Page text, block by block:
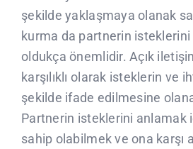
CONTACTE
şekilde yaklaşmaya olanak
kurma da partnerin
oldukça önemlidir. Açık
karşılıklı olarak isteklerin ve
şekilde ifade edilmesine
Partnerin isteklerini anlamak
sahip olabilmek ve ona karşı